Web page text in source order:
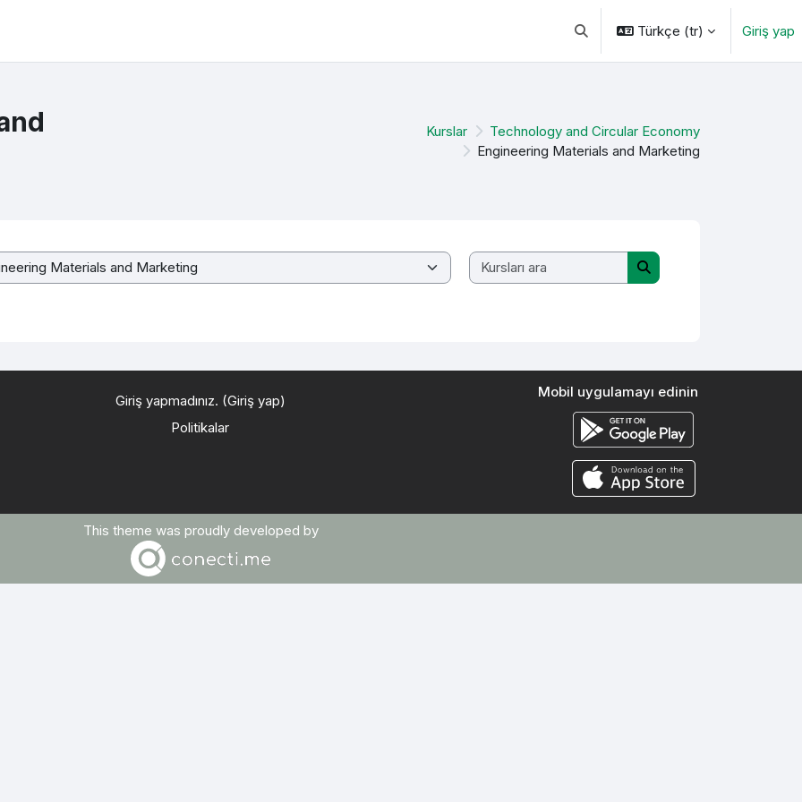
Arama girişini değiştir
Türkçe ‎(tr)‎ Giriş yap
Kurslar
Technology and Circular Economy
Engineering Materials and Marketing
Kursları ara
Kursları ara
Giriş yapmadınız. (Giriş yap)
Politikalar
Mobil uygulamayı edinin
This theme was proudly developed by